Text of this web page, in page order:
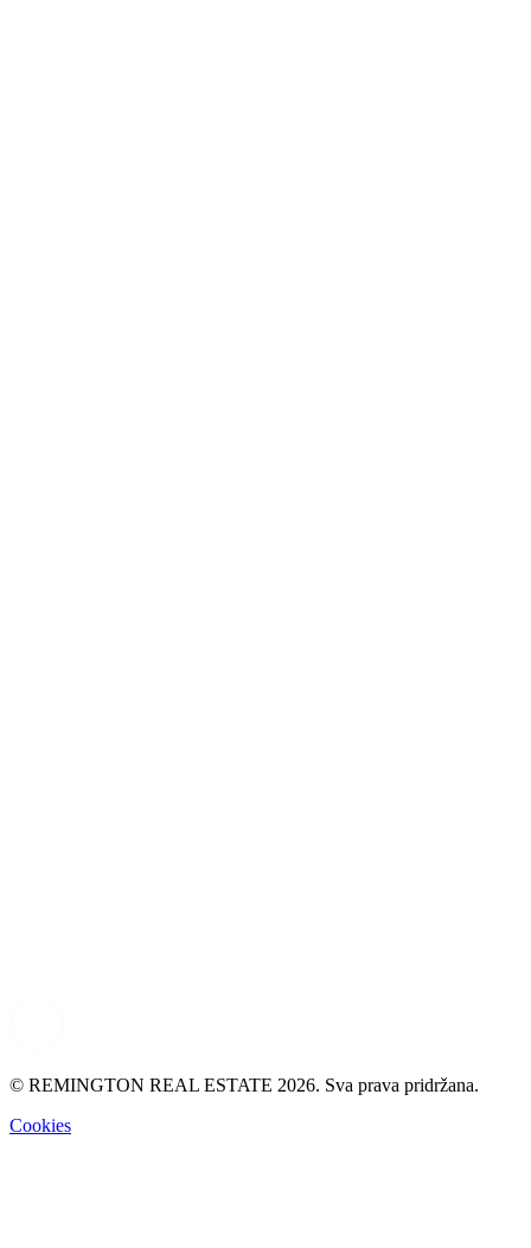
© REMINGTON REAL ESTATE 2026. Sva prava pridržana.
Cookies